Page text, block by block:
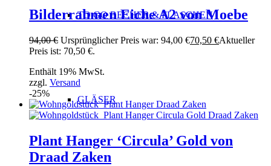
TO GO BECHER & FLASCHEN
GLÄSER
Bilderrahmen Eiche A2 von Moebe
94,00€ Ursprünglicher Preis war: 94,00 €70,50 €Aktueller
Preis ist: 70,50 €.
Enthält 19% MwSt.
zzgl. Versand
-25%
Plant Hanger ‘Circula’ Gold von
Draad Zaken